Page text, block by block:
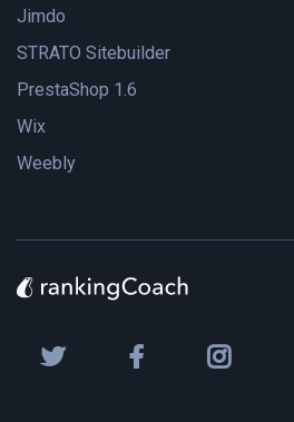
Jimdo
STRATO Sitebuilder
PrestaShop 1.6
Wix
Weebly